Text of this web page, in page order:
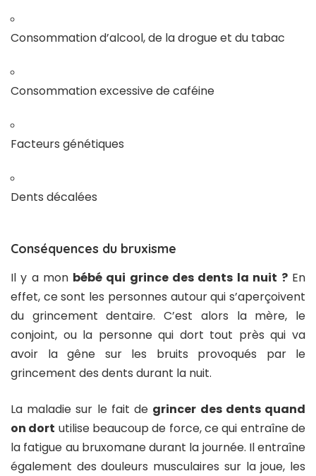
Consommation d’alcool, de la drogue et du tabac
Consommation excessive de caféine
Facteurs génétiques
Dents décalées
Conséquences du bruxisme
Il y a mon bébé qui grince des dents la nuit ?En
effet, ce sont les personnes autour qui s’aperçoivent
du grincement dentaire. C’est alors la mère, le
conjoint, ou la personne qui dort tout près qui va
avoir la gêne sur les bruits provoqués par le
grincement des dents durant la nuit.
La maladie sur le fait de grincer des dents quand
on dort utilise beaucoup de force, ce qui entraîne de
la fatigue au bruxomane durant la journée. Il entraîne
également des douleurs musculaires sur la joue, les